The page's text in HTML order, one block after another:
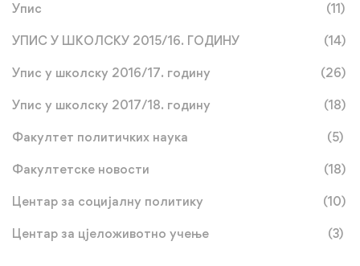
Упис (11)
УПИС У ШКОЛСКУ 2015/16. ГОДИНУ (14)
Упис у школску 2016/17. годину (26)
Упис у школску 2017/18. годину (18)
Факултет политичких наука (5)
Факултетске новости (18)
Центар за социјалну политику (10)
Центар за цјеложивотно учење (3)